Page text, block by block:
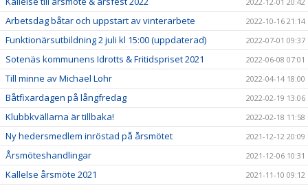
Arbetsdag båtar och uppstart av vinterarbete 2022-10-16 21:14
Funktionärsutbildning 2 juli kl 15:00 (uppdaterad) 2022-07-01 09:37
Sotenäs kommunens Idrotts & Fritidspriset 2021 2022-06-08 07:01
Till minne av Michael Lohr 2022-04-14 18:00
Båtfixardagen på långfredag 2022-02-19 13:06
Klubbkvällarna är tillbaka! 2022-02-18 11:58
Ny hedersmedlem inröstad på årsmötet 2021-12-12 20:09
Årsmöteshandlingar 2021-12-06 10:31
Kallelse årsmöte 2021 2021-11-10 09:12